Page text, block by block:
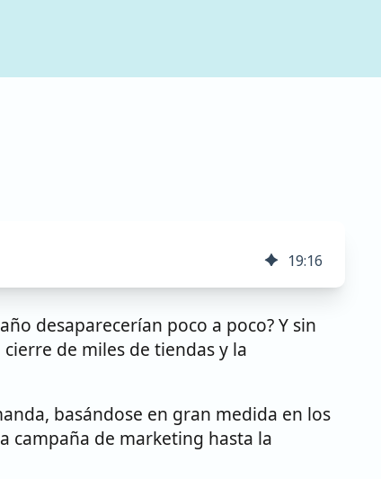
19:16
desaparecerían poco a poco? Y sin
de miles de tiendas y la
basándose en gran medida en los
campaña de marketing hasta la